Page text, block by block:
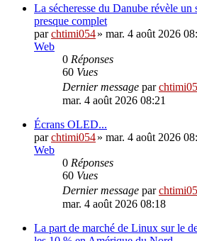
La sécheresse du Danube révèle un
presque complet
parchtimi054» mar. 4 août 2026
Web
0 Réponses
60 Vues
Dernier message par
mar. 4 août 2026 08:21
Écrans OLED...
parchtimi054» mar. 4 août 2026
Web
0 Réponses
60 Vues
Dernier message par
mar. 4 août 2026 08:18
La part de marché de Linux sur le